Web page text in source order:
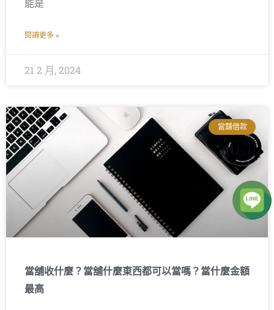
能是
閱讀更多 »
21 2 月, 2024
當舖借款
當舖收什麼？當舖什麼東西都可以當嗎？當什麼金額
最高